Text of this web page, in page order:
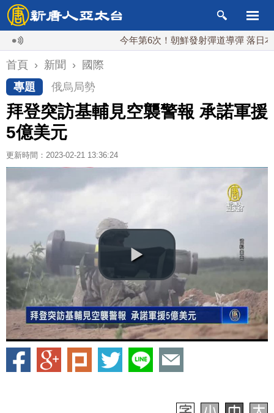
今年第6次！朝鮮發射彈道導彈 落日本EEZ外
首頁 › 新聞 ›
國際
專題
俄烏局勢
拜登突訪基輔見空襲警報 承諾軍援
5億美元
更新時間：2023-02-21 13:36:24